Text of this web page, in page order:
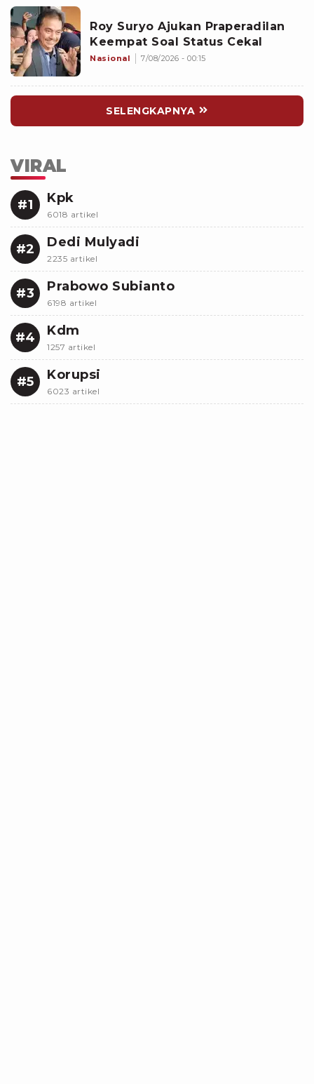
Roy Suryo Ajukan Praperadilan
Keempat Soal Status Cekal
Nasional 7/08/2026 - 00:15
SELENGKAPNYA
VIRAL
#1 Kpk
6018 artikel
#2 Dedi Mulyadi
2235 artikel
#3 Prabowo Subianto
6198 artikel
#4 Kdm
1257 artikel
#5 Korupsi
6023 artikel